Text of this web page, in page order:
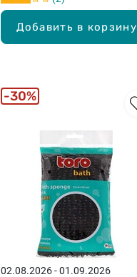
Добавить в корзину
02.08.2026 - 01.09.2026
30%